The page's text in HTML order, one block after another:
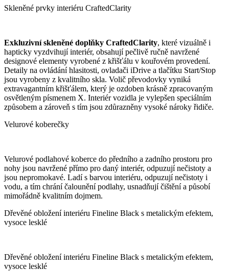
Skleněné prvky interiéru CraftedClarity
Exkluzivní skleněné doplňky CraftedClarity, které vizuálně i
hapticky vyzdvihují interiér, obsahují pečlivě ručně navržené
designové elementy vyrobené z křišťálu v kouřovém provedení.
Detaily na ovládání hlasitosti, ovladači iDrive a tlačítku Start/Stop
jsou vyrobeny z kvalitního skla. Volič převodovky vyniká
extravagantním křišťálem, který je ozdoben krásně zpracovaným
osvětleným písmenem X. Interiér vozidla je vylepšen speciálním
způsobem a zároveň s tím jsou zdůrazněny vysoké nároky řidiče.
Velurové koberečky
Velurové podlahové koberce do předního a zadního prostoru pro
nohy jsou navržené přímo pro daný interiér, odpuzují nečistoty a
jsou nepromokavé. Ladí s barvou interiéru, odpuzují nečistoty i
vodu, a tím chrání čalounění podlahy, usnadňují čištění a působí
mimořádně kvalitním dojmem.
Dřevěné obložení interiéru Fineline Black s metalickým efektem,
vysoce lesklé
Dřevěné obložení interiéru Fineline Black s metalickým efektem,
vysoce lesklé